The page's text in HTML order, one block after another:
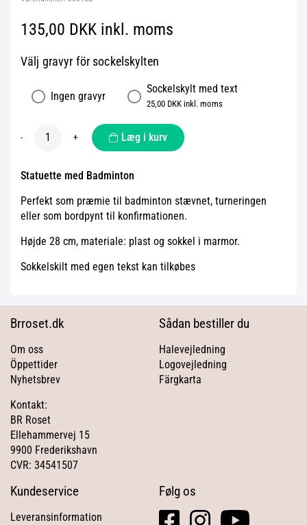
135,00 DKK inkl. moms
Välj gravyr för sockelskylten
Ingen gravyr
Sockelskylt med text
25,00 DKK inkl. moms
- + Læg i kurv
Statuette med Badminton
Perfekt som præmie til badminton stævnet, turneringen
eller som bordpynt til konfirmationen.
Højde 28 cm, materiale: plast og sokkel i marmor.
Sokkelskilt med egen tekst kan tilkøbes
Brroset.dk
Om oss
Öppettider
Nyhetsbrev
Kontakt:
BR Roset
Ellehammervej 15
9900 Frederikshavn
CVR: 34541507
Sådan bestiller du
Halevejledning
Logovejledning
Färgkarta
Kundeservice
Leveransinformation
Følg os
facebookinstagramyoutube